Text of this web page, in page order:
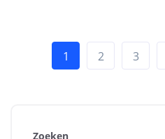
1 2 3
Zoeken